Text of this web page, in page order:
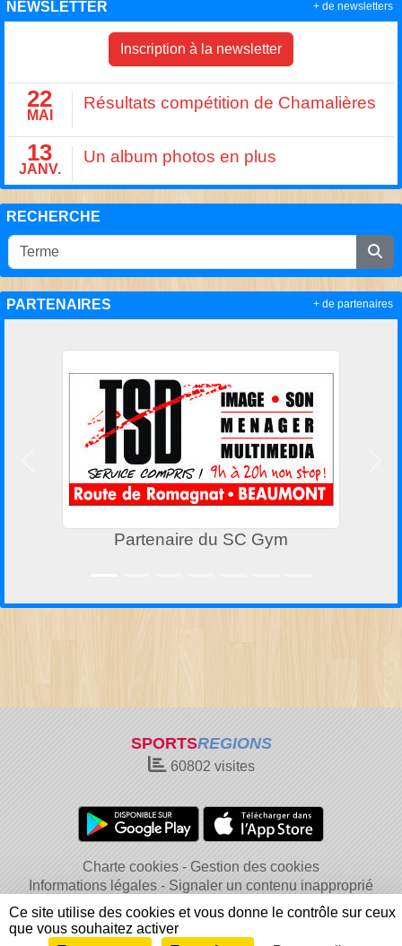
NEWSLETTER
Inscription à la newsletter
22
MAI
Résultats compétition de Chamalières
13
JANV.
Un album photos en plus
+ de newsletters
RECHERCHE
PARTENAIRES
Partenaire du SC Gym
Précedent
+ de partenaires
SPORTSREGIONS
60802 visites
Charte cookies
Gestion des cookies
Informations légales
Signaler un contenu inapproprié
Ce site utilise des cookies et vous donne le contrôle sur ceux
que vous souhaitez activer